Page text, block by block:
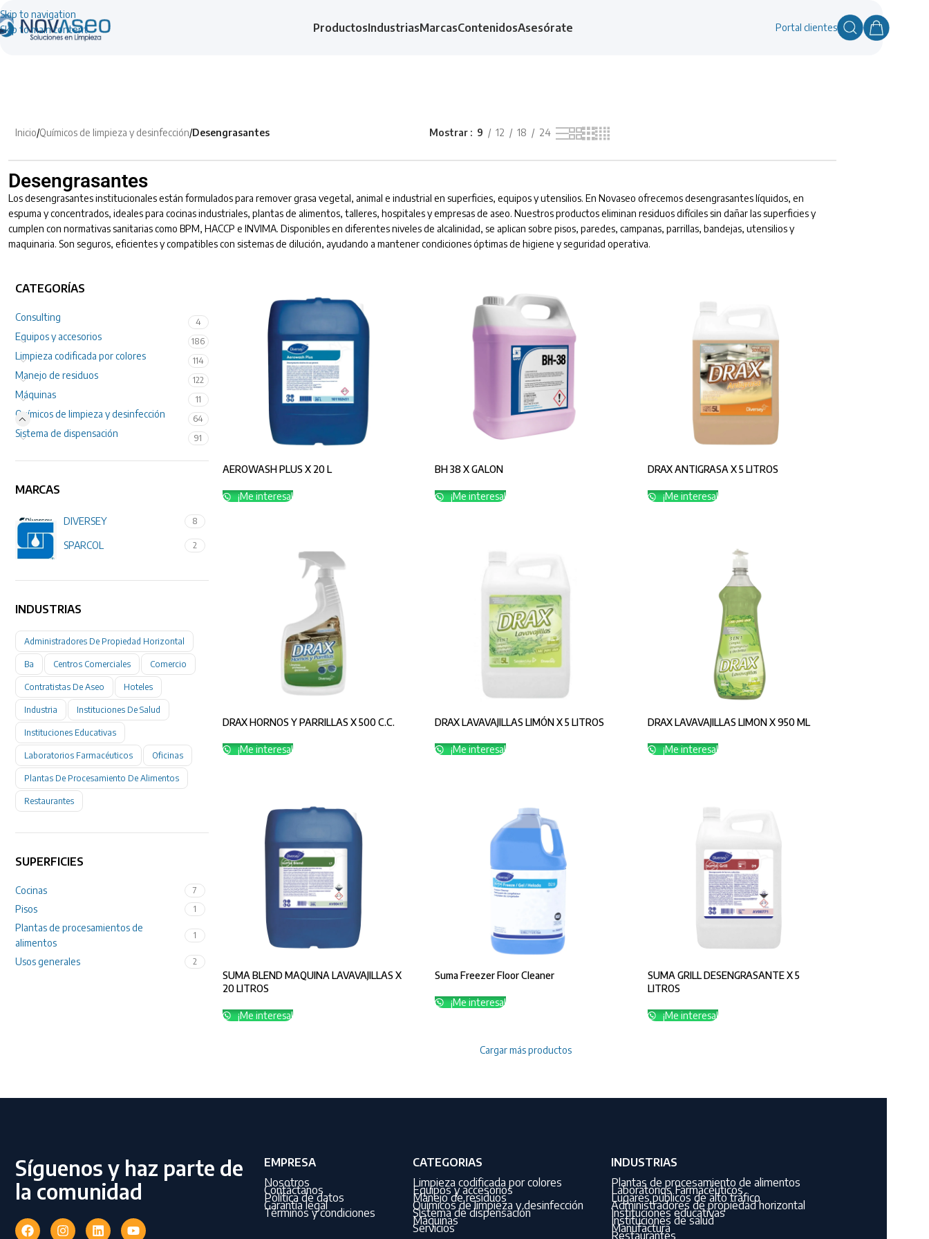
Skip to navigation
Skip to main content
ProductosIndustriasMarcasContenidosAsesórate Portal clientes
Inicio/Químicos de limpieza y desinfección/Desengrasantes Mostrar 9 12 18 24
Desengrasantes
Los desengrasantes institucionales están formulados para remover grasa vegetal, animal e industrial en superficies, equipos y utensilios. En Novaseo ofrecemos desengrasantes líquidos, en
espuma y concentrados, ideales para cocinas industriales, plantas de alimentos, talleres, hospitales y empresas de aseo. Nuestros productos eliminan residuos difíciles sin dañar las superficies y
cumplen con normativas sanitarias como BPM, HACCP e INVIMA. Disponibles en diferentes niveles de alcalinidad, se aplican sobre pisos, paredes, campanas, parrillas, bandejas, utensilios y
maquinaria. Son seguros, eficientes y compatibles con sistemas de dilución, ayudando a mantener condiciones óptimas de higiene y seguridad operativa.
CATEGORÍAS
Consulting 4
Equipos y accesorios 186
Limpieza codificada por colores 114
Manejo de residuos 122
Máquinas 11
Químicos de limpieza y desinfección 64
Sistema de dispensación 91
MARCAS
DIVERSEY 8
SPARCOL 2
INDUSTRIAS
Administradores De Propiedad Horizontal
Ba Centros Comerciales Comercio
Contratistas De Aseo Hoteles
Industria Instituciones De Salud
Instituciones Educativas
Laboratorios Farmacéuticos Oficinas
Plantas De Procesamiento De Alimentos
Restaurantes
SUPERFICIES
Cocinas 7
Pisos 1
Plantas de procesamientos de
alimentos
1
Usos generales 2
AEROWASH PLUS X 20 L
¡Me interesa!
BH 38 X GALON
¡Me interesa!
DRAX ANTIGRASA X 5 LITROS
¡Me interesa!
DRAX HORNOS Y PARRILLAS X 500 C.C.
¡Me interesa!
DRAX LAVAVAJILLAS LIMÓN X 5 LITROS
¡Me interesa!
DRAX LAVAVAJILLAS LIMON X 950 ML
¡Me interesa!
SUMA BLEND MAQUINA LAVAVAJILLAS X
20 LITROS
¡Me interesa!
Suma Freezer Floor Cleaner
¡Me interesa!
SUMA GRILL DESENGRASANTE X 5
LITROS
¡Me interesa!
Cargar más productos
Síguenos y haz parte de
la comunidad
EMPRESA
Nosotros
Contáctanos
Política de datos
Garantía legal
Términos y condiciones
CATEGORIAS
Limpieza codificada por colores
Equipos y accesorios
Manejo de residuos
Químicos de limpieza y desinfección
Sistema de dispensación
Máquinas
Servicios
INDUSTRIAS
Plantas de procesamiento de alimentos
Laboratorios Farmacéuticos
Lugares públicos de alto tráfico
Administradores de propiedad horizontal
Instituciones educativas
Instituciones de salud
Manufactura
Restaurantes